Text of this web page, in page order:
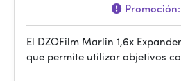
Promoción:
El DZOFilm Marlin 1,6x
que permite utilizar objetivos